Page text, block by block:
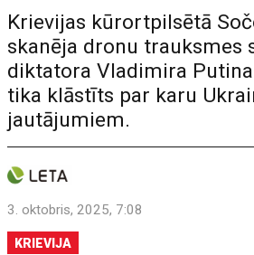
Krievijas kūrortpilsētā
skanēja dronu trauksmes
diktatora Vladimira
tika klāstīts par karu
jautājumiem.
3. oktobris, 2025, 7:08
KRIEVIJA